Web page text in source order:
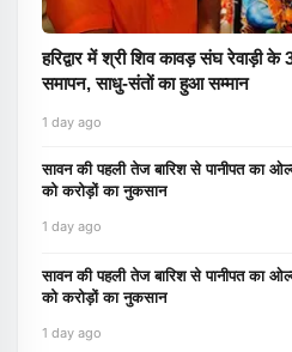
हरिद्वार में श्री शिव कावड़ संघ रेवाड़ी के
समापन, साधु-संतों का हुआ सम्मान
1 day ago
सावन की पहली तेज बारिश से पानीपत का
को करोड़ों का नुकसान
1 day ago
सावन की पहली तेज बारिश से पानीपत का
को करोड़ों का नुकसान
1 day ago